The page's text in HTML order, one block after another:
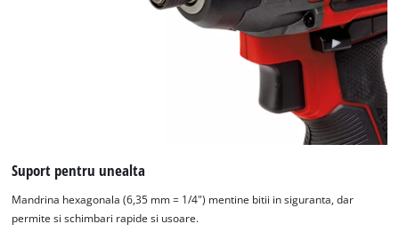
Suport pentru unealta
Mandrina hexagonala (6,35 mm = 1/4") mentine bitii in siguranta, dar
permite si schimbari rapide si usoare.